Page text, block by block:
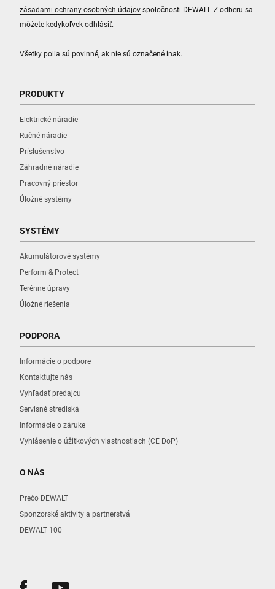
Všetky polia sú povinné, ak nie sú označené inak.
zásadami ochrany osobných údajov spoločnosti DEWALT. Z odberu sa
môžete kedykoľvek odhlásiť.
PRODUKTY
Elektrické náradie
Ručné náradie
Príslušenstvo
Záhradné náradie
Pracovný priestor
Úložné systémy
SYSTÉMY
Akumulátorové systémy
Perform & Protect
Terénne úpravy
Úložné riešenia
PODPORA
Informácie o podpore
Kontaktujte nás
Vyhľadať predajcu
Servisné strediská
Informácie o záruke
Vyhlásenie o úžitkových vlastnostiach (CE DoP)
O NÁS
Prečo DEWALT
Sponzorské aktivity a partnerstvá
DEWALT 100